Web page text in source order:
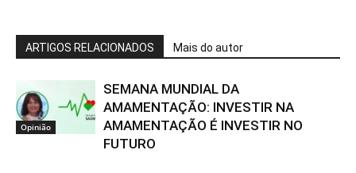
ARTIGOS RELACIONADOS Mais do autor
Opinião
SEMANA MUNDIAL DA
AMAMENTAÇÃO: INVESTIR NA
AMAMENTAÇÃO É INVESTIR NO
FUTURO